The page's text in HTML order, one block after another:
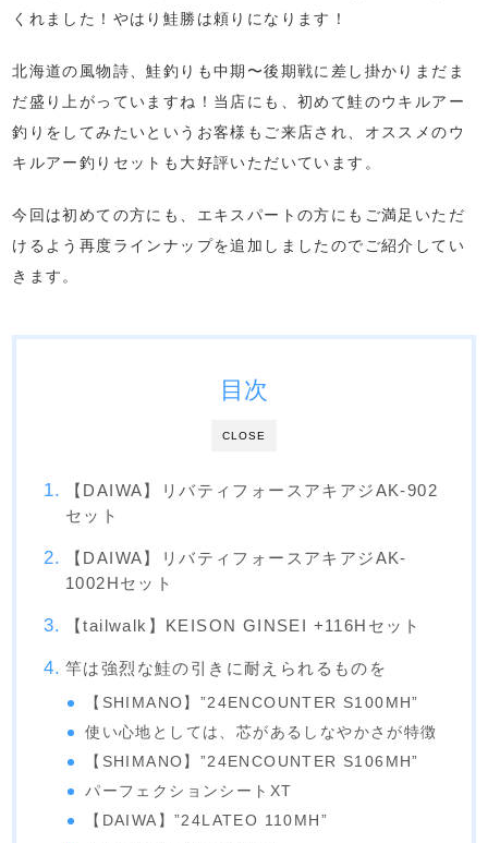
くれました！やはり鮭勝は頼りになります！
北海道の風物詩、鮭釣りも中期〜後期戦に差し掛かりまだま
だ盛り上がっていますね！当店にも、初めて鮭のウキルアー
釣りをしてみたいというお客様もご来店され、オススメのウ
キルアー釣りセットも大好評いただいています。
今回は初めての方にも、エキスパートの方にもご満足いただ
けるよう再度ラインナップを追加しましたのでご紹介してい
きます。
CLOSE
目次
【DAIWA】リバティフォースアキアジAK-902
セット
【DAIWA】リバティフォースアキアジAK-
1002Hセット
【tailwalk】KEISON GINSEI +116Hセット
竿は強烈な鮭の引きに耐えられるものを
【SHIMANO】”24ENCOUNTER S100MH”
使い心地としては、芯があるしなやかさが特徴
【SHIMANO】”24ENCOUNTER S106MH”
パーフェクションシートXT
【DAIWA】”24LATEO 110MH”